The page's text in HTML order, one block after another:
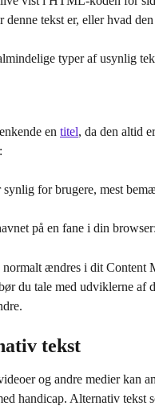
denne tekst er, eller hvad
typer af usynlig
en titel, da den altid
synlig for brugere, mest
på en fane i din
ændres i dit Content
du tale med udviklerne af
tekst
og andre medier kan
handicap. Alternativ tekst